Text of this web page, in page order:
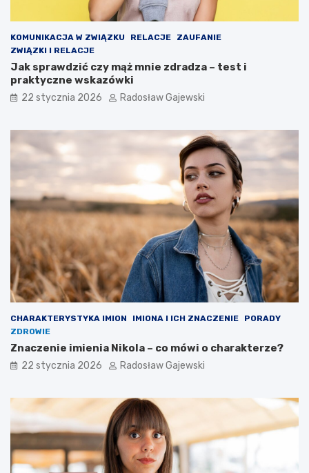
KOMUNIKACJA W ZWIĄZKU RELACJE
ZAUFANIE
ZWIĄZKI I RELACJE
Jak sprawdzić czy mąż mnie zdradza – test i
praktyczne wskazówki
22 stycznia 2026 Radosław Gajewski
CHARAKTERYSTYKA IMION IMIONA I ICH ZNACZENIE
PORADY
ZDROWIE
Znaczenie imienia Nikola – co mówi o charakterze?
22 stycznia 2026 Radosław Gajewski